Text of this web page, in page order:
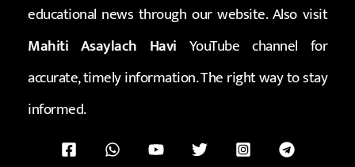
educational news through our website. Also visit
Mahiti Asaylach Havi YouTube channel for
accurate, timely information. The right way to stay
informed.